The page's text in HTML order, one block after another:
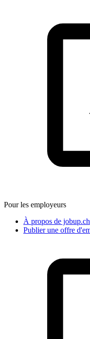
Pour les employeurs
À propos de jobup.ch
Publier une offre